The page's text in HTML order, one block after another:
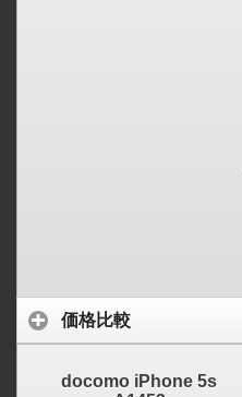
価格比較
docomo iPhone 5s